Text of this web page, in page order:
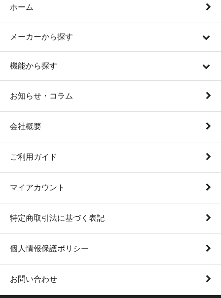
ホーム
メーカーから探す
機能から探す
お知らせ・コラム
会社概要
ご利用ガイド
マイアカウント
特定商取引法に基づく表記
個人情報保護ポリシー
お問い合わせ